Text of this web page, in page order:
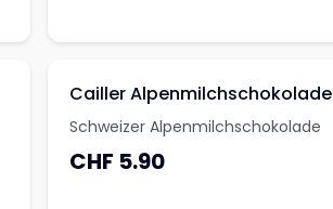
Cailler Alpenmilchschokolade
Schweizer Alpenmilchschokolade
CHF 5.90